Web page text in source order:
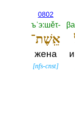
0802
ъˈэ:шěτ-‎
אֵֽשֶׁת־
жена
[nfs-cnst]